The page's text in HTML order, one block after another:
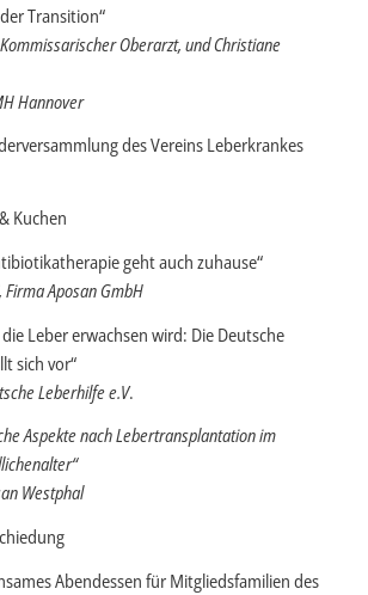
Transition“
Oberarzt, und Christiane
Hannover
des Vereins Leberkrankes
Kuchen
geht auch zuhause“
Aposan GmbH
Leber erwachsen wird: Die Deutsche
sich vor“
Leberhilfe e.V.
Aspekte nach Lebertransplantation im
Westphal
Abendessen für Mitgliedsfamilien des